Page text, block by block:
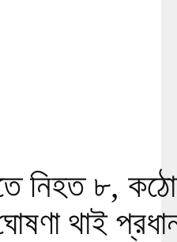
নিহত ৮,
থাই